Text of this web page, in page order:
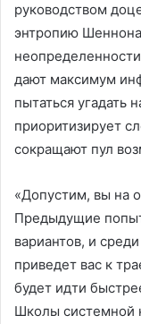
руководством
энтропию
дают максимум
пытаться угадать
приоритизирует
сокращают пул
«Допустим, вы на
Предыдущие
вариантов, и
приведет вас к
будет идти
Школы системной